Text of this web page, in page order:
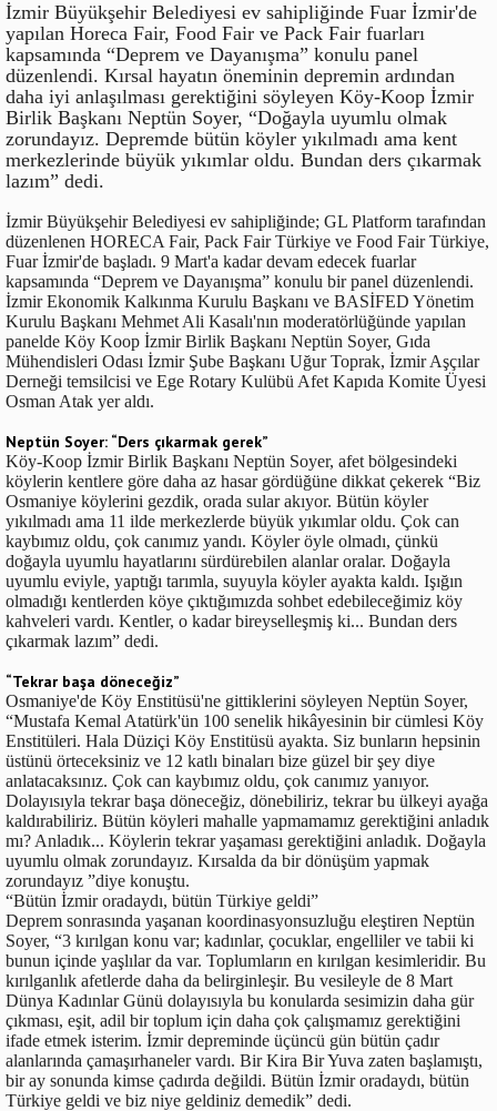
İzmir Büyükşehir Belediyesi ev sahipliğinde Fuar İzmir'de
yapılan Horeca Fair, Food Fair ve Pack Fair fuarları
kapsamında “Deprem ve Dayanışma” konulu panel
düzenlendi. Kırsal hayatın öneminin depremin ardından
daha iyi anlaşılması gerektiğini söyleyen Köy-Koop İzmir
Birlik Başkanı Neptün Soyer, “Doğayla uyumlu olmak
zorundayız. Depremde bütün köyler yıkılmadı ama kent
merkezlerinde büyük yıkımlar oldu. Bundan ders çıkarmak
lazım” dedi.
İzmir Büyükşehir Belediyesi ev sahipliğinde; GL Platform tarafından
düzenlenen HORECA Fair, Pack Fair Türkiye ve Food Fair Türkiye,
Fuar İzmir'de başladı. 9 Mart'a kadar devam edecek fuarlar
kapsamında “Deprem ve Dayanışma” konulu bir panel düzenlendi.
İzmir Ekonomik Kalkınma Kurulu Başkanı ve BASİFED Yönetim
Kurulu Başkanı Mehmet Ali Kasalı'nın moderatörlüğünde yapılan
panelde Köy Koop İzmir Birlik Başkanı Neptün Soyer, Gıda
Mühendisleri Odası İzmir Şube Başkanı Uğur Toprak, İzmir Aşçılar
Derneği temsilcisi ve Ege Rotary Kulübü Afet Kapıda Komite Üyesi
Osman Atak yer aldı.
Neptün Soyer: “Ders çıkarmak gerek”
Köy-Koop İzmir Birlik Başkanı Neptün Soyer, afet bölgesindeki
köylerin kentlere göre daha az hasar gördüğüne dikkat çekerek “Biz
Osmaniye köylerini gezdik, orada sular akıyor. Bütün köyler
yıkılmadı ama 11 ilde merkezlerde büyük yıkımlar oldu. Çok can
kaybımız oldu, çok canımız yandı. Köyler öyle olmadı, çünkü
doğayla uyumlu hayatlarını sürdürebilen alanlar oralar. Doğayla
uyumlu eviyle, yaptığı tarımla, suyuyla köyler ayakta kaldı. Işığın
olmadığı kentlerden köye çıktığımızda sohbet edebileceğimiz köy
kahveleri vardı. Kentler, o kadar bireyselleşmiş ki... Bundan ders
çıkarmak lazım” dedi.
“Tekrar başa döneceğiz”
Osmaniye'de Köy Enstitüsü'ne gittiklerini söyleyen Neptün Soyer,
“Mustafa Kemal Atatürk'ün 100 senelik hikâyesinin bir cümlesi Köy
Enstitüleri. Hala Düziçi Köy Enstitüsü ayakta. Siz bunların hepsinin
üstünü örteceksiniz ve 12 katlı binaları bize güzel bir şey diye
anlatacaksınız. Çok can kaybımız oldu, çok canımız yanıyor.
Dolayısıyla tekrar başa döneceğiz, dönebiliriz, tekrar bu ülkeyi ayağa
kaldırabiliriz. Bütün köyleri mahalle yapmamamız gerektiğini anladık
mı? Anladık... Köylerin tekrar yaşaması gerektiğini anladık. Doğayla
uyumlu olmak zorundayız. Kırsalda da bir dönüşüm yapmak
zorundayız ”diye konuştu.
“Bütün İzmir oradaydı, bütün Türkiye geldi”
Deprem sonrasında yaşanan koordinasyonsuzluğu eleştiren Neptün
Soyer, “3 kırılgan konu var; kadınlar, çocuklar, engelliler ve tabii ki
bunun içinde yaşlılar da var. Toplumların en kırılgan kesimleridir. Bu
kırılganlık afetlerde daha da belirginleşir. Bu vesileyle de 8 Mart
Dünya Kadınlar Günü dolayısıyla bu konularda sesimizin daha gür
çıkması, eşit, adil bir toplum için daha çok çalışmamız gerektiğini
ifade etmek isterim. İzmir depreminde üçüncü gün bütün çadır
alanlarında çamaşırhaneler vardı. Bir Kira Bir Yuva zaten başlamıştı,
bir ay sonunda kimse çadırda değildi. Bütün İzmir oradaydı, bütün
Türkiye geldi ve biz niye geldiniz demedik” dedi.